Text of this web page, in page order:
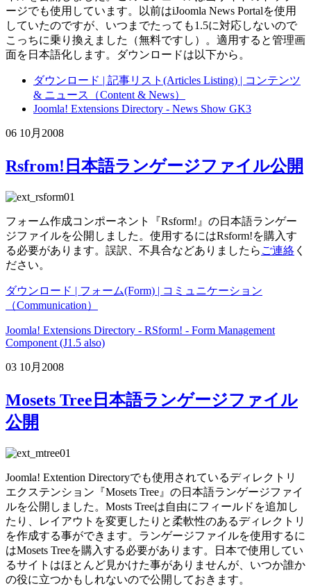
ージでも使用しています。以前はiJoomla News Portalを使用
していたのですが、いつまでたっても1.5に対応しないので
こっちに乗り換えました（無料ですし）。適用すると管理画
面を日本語化します。ダウンロードは以下から。
ダウンロード | 記事リスト(Articles Listing) | コンテンツ
& ニュース（Content & News）
Joomla! Extensions Directory - News Show GK3
06 10月 2008
Rsfrom!日本語ランゲージファイル公開
フォーム作成コンポーネント『Rsform!』の日本語ランゲー
ジファイルを公開しました。使用するにはRsform!を購入す
る必要があります。誤訳、不具合などありましたら ご連絡 く
ださい。
ダウンロード | フォーム(Form) | コミュニケーション
（Communication）
Joomla! Extensions Directory - RSform! - Form Management
Component (J1.5 also)
03 10月 2008
Mosets Tree日本語ランゲージファイル
公開
Joomla! Extention Directoryでも使用されているディレクトリ
エクステンション『Mosets Tree』の日本語ランゲージファイ
ルを公開しました。Mosts Treeは自由にフィールドを追加し
たり、レイアウトを変更したりと柔軟性のあるディレクトリ
を作成する事ができます。ランゲージファイルを使用するに
はMosets Treeを購入する必要があります。日本で使用してい
るサイトはほとんど見かけた事がありませんが、いつか誰か
の役に立つかもしれないので公開しておきます。